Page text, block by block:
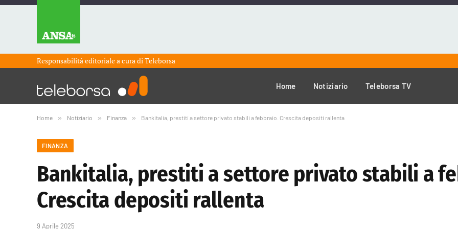
Responsabilità editoriale a cura diTeleborsa
Home Notiziario Teleborsa TV
Home » Notiziario » Finanza » Bankitalia, prestiti a settore privato stabili a febbraio. Crescita depositi rallenta
FINANZA
Bankitalia, prestiti a settore privato stabili a
Crescita depositi rallenta
9 Aprile 2025